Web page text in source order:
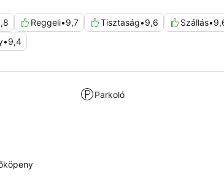
Reggeli•9,7 Tisztaság•9,6 Szállás•
•9,4
Parkoló